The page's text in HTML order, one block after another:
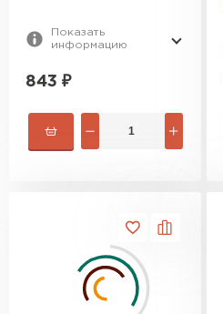
Показать
информацию
843 ₽